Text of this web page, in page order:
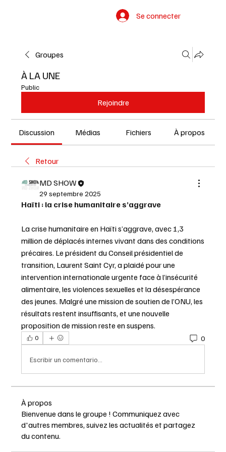
Se connecter
Groupes
À LA UNE
Public
Rejoindre
Discussion Médias Fichiers À propos
Retour
MD SHOW
29 septembre 2025
Haïti : la crise humanitaire s’aggrave
La crise humanitaire en Haïti s’aggrave, avec 1,3
million de déplacés internes vivant dans des conditions
précaires. Le président du Conseil présidentiel de
transition, Laurent Saint Cyr, a plaidé pour une
intervention internationale urgente face à l’insécurité
alimentaire, les violences sexuelles et la désespérance
des jeunes. Malgré une mission de soutien de l’ONU, les
résultats restent insuffisants, et une nouvelle
proposition de mission reste en suspens.
0 0
Escribir un comentario...
À propos
Bienvenue dans le groupe ! Communiquez avec
d'autres membres, suivez les actualités et partagez
du contenu.